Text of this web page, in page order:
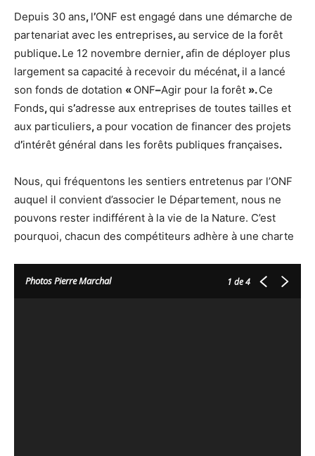
Depuis 30 ans, l’ONF est engagé dans une démarche de
partenariat avec les entreprises,au service de la forêt
publique.Le 12 novembre dernier,afin de déployer plus
largement sa capacité à recevoir du mécénat, il a lancé
son fonds de dotation « ONF–Agir pour la forêt ».Ce
Fonds,qui s’adresse aux entreprises de toutes tailles et
aux particuliers,a pour vocation de financer des projets
d’intérêt général dans les forêts publiques françaises.
Nous, qui fréquentons les sentiers entretenus par l’ONF
auquel il convient d’associer le Département, nous ne
pouvons rester indifférent à la vie de la Nature. C’est
pourquoi, chacun des compétiteurs adhère à une charte
Photos Pierre Marchal 1 de 4